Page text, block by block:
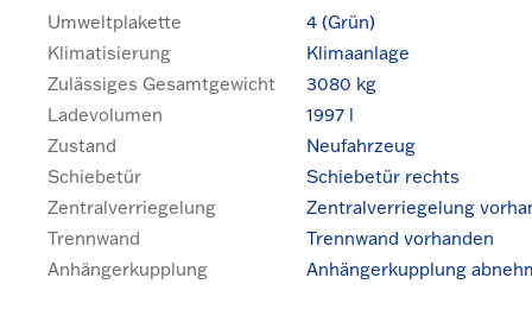
Umweltplakette
4 (Grün)
Klimatisierung
Klimaanlage
Zulässiges Gesamtgewicht
3080 kg
Ladevolumen
1997 l
Zustand
Neufahrzeug
Schiebetür
Schiebetür rechts
Zentralverriegelung
Zentralverriegelung
Trennwand
Trennwand vorhanden
Anhängerkupplung
Anhängerkupplung